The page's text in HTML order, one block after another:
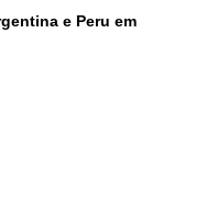
e Peru em